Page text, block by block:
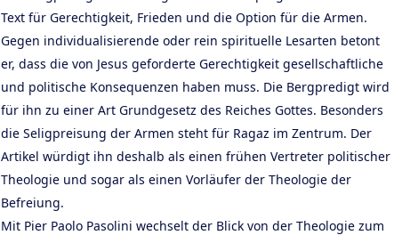
Text für Gerechtigkeit, Frieden und die Option für die Armen.
Gegen individualisierende oder rein spirituelle Lesarten betont
er, dass die von Jesus geforderte Gerechtigkeit gesellschaftliche
und politische Konsequenzen haben muss. Die Bergpredigt wird
für ihn zu einer Art Grundgesetz des Reiches Gottes. Besonders
die Seligpreisung der Armen steht für Ragaz im Zentrum. Der
Artikel würdigt ihn deshalb als einen frühen Vertreter politischer
Theologie und sogar als einen Vorläufer der Theologie der
Befreiung.
Mit Pier Paolo Pasolini wechselt der Blick von der Theologie zum